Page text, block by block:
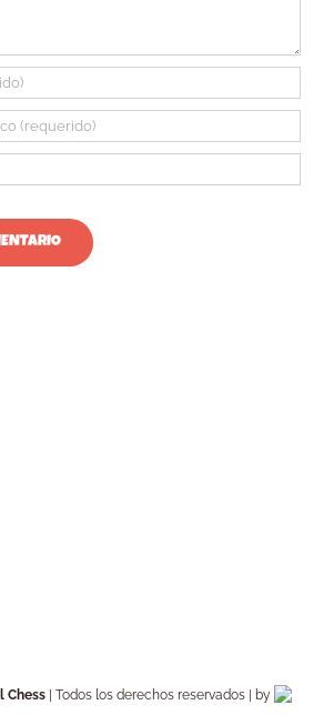
Chess| Todos los derechos reservados | by